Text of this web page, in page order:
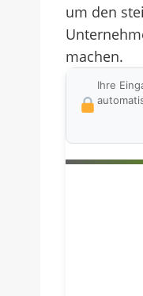
um den
machen.
Ihre